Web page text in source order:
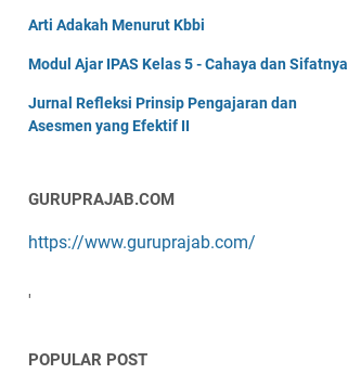
Arti Adakah Menurut Kbbi
Modul Ajar IPAS Kelas 5 - Cahaya dan Sifatnya
Jurnal Refleksi Prinsip Pengajaran dan
Asesmen yang Efektif II
GURUPRAJAB.COM
https://www.guruprajab.com/
'
POPULAR POST